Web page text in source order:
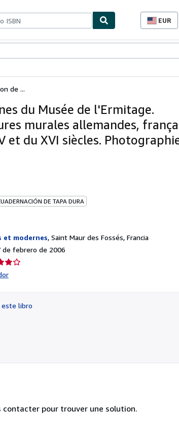
EUR
sitio.
de ...
du Musée de l'Ermitage.
murales allemandes,
et du XVI siècles.
DE TAPA DURA
et modernes, Saint Maur des Fossés, Francia
de febrero de 2006
libro
pour trouver une solution.